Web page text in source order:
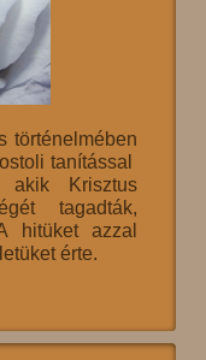
történelmében
tanítással
akik Krisztus
tagadták,
hitüket azzal
érte.